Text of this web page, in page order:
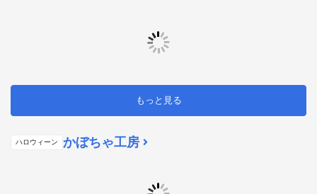
もっと見る
ハロウィーン かぼちゃ工房